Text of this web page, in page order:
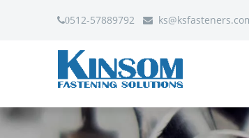
0512-57889792  ks